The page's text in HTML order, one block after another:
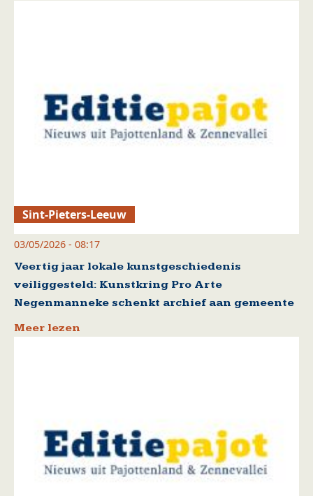
Sint-Pieters-Leeuw
03/05/2026 - 08:17
Veertig jaar lokale kunstgeschiedenis
veiliggesteld: Kunstkring Pro Arte
Negenmanneke schenkt archief aan gemeente
Meer lezen